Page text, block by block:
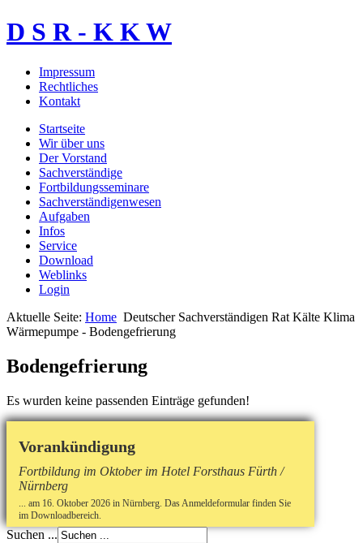
D S R - K K W
Impressum
Rechtliches
Kontakt
Startseite
Wir über uns
Der Vorstand
Sachverständige
Fortbildungsseminare
Sachverständigenwesen
Aufgaben
Infos
Service
Download
Weblinks
Login
Aktuelle Seite: Home Deutscher Sachverständigen Rat Kälte Klima
Wärmepumpe - Bodengefrierung
Bodengefrierung
Es wurden keine passenden Einträge gefunden!
Vorankündigung
Fortbildung im Oktober im Hotel Forsthaus Fürth /
Nürnberg
... am 16. Oktober 2026 in Nürnberg. Das Anmeldeformular finden Sie
im Downloadbereich.
Suchen ...